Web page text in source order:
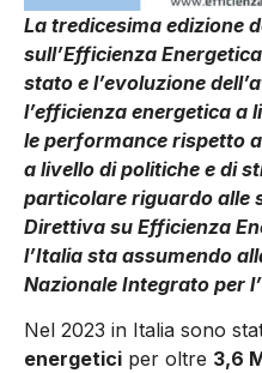
La tredicesima edizione
sull’Efficienza
stato e l’evoluzione
l’efficienza energetica a
le performance rispetto
a livello di politiche e di
particolare riguardo alle
Direttiva su Efficienza
l’Italia sta assumendo
Nazionale Integrato per
Nel 2023 in Italia sono
energetici per oltre 3,6